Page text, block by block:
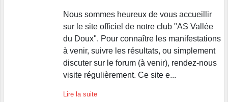
Nous sommes heureux de vous accueillir
sur le site officiel de notre club "AS Vallée
du Doux". Pour connaître les manifestations
à venir, suivre les résultats, ou simplement
discuter sur le forum (à venir), rendez-nous
visite régulièrement. Ce site e...
Lire la suite